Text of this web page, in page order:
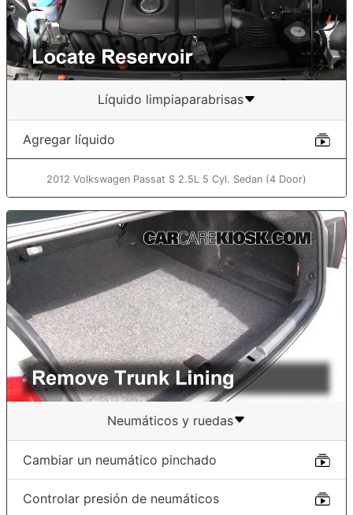
Líquido limpiaparabrisas
Agregar líquido
2012 Volkswagen Passat S 2.5L 5 Cyl. Sedan (4 Door)
Neumáticos y ruedas
Cambiar un neumático pinchado
Controlar presión de neumáticos